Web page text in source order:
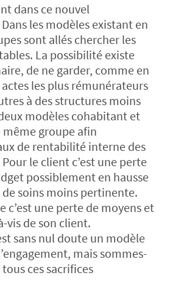
dans ce nouvel
les modèles existant en
sont allés chercher les
La possibilité existe
de ne garder, comme en
les plus rémunérateurs
à des structures moins
modèles cohabitant et
groupe afin
de rentabilité interne des
le client c’est une perte
possiblement en hausse
soins moins pertinente.
c’est une perte de moyens et
vis de son client.
sans nul doute un modèle
mais sommes-
ces sacrifices